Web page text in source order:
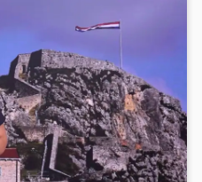
i detalje o većim
Hrvata u komi u Irskoj,
na električnom romobilu te
elektrani Krško.
videa...